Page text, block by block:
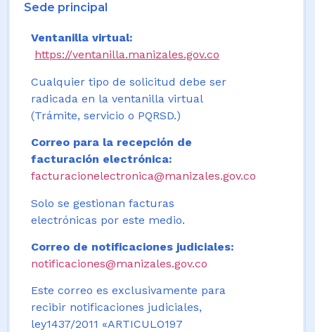
Sede principal
Ventanilla virtual:
https://ventanilla.manizales.gov.co
Cualquier tipo de solicitud debe ser
radicada en la ventanilla virtual
(Trámite, servicio o PQRSD.)
Correo para la recepción de
facturación electrónica:
facturacionelectronica@manizales.gov.co
Solo se gestionan facturas
electrónicas por este medio.
Correo de notificaciones judiciales:
notificaciones@manizales.gov.co
Este correo es exclusivamente para
recibir notificaciones judiciales,
ley1437/2011 «ARTICULO197